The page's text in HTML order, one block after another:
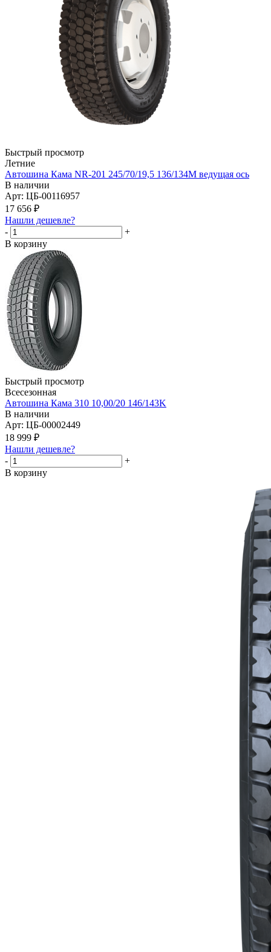
Быстрый просмотр
Летние
Автошина Кама NR-201 245/70/19,5 136/134М ведущая ось
В наличии
Арт: ЦБ-00116957
17 656 ₽
Нашли дешевле?
-
+
В корзину
Быстрый просмотр
Всесезонная
Автошина Кама 310 10,00/20 146/143K
В наличии
Арт: ЦБ-00002449
18 999 ₽
Нашли дешевле?
-
+
В корзину